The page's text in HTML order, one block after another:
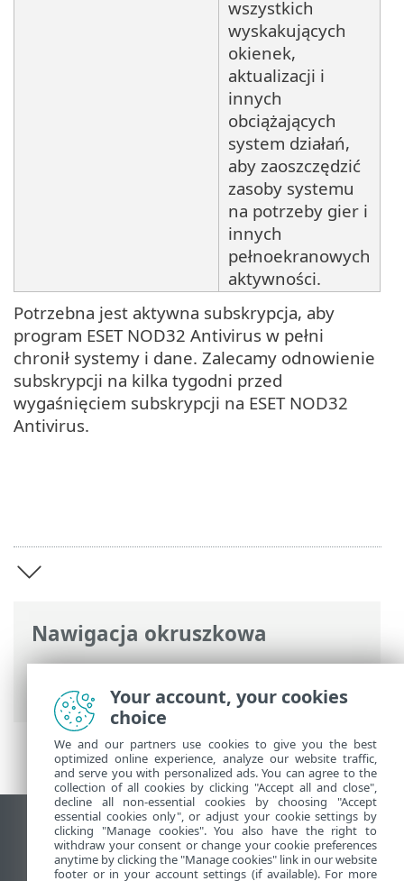
Nawigacja okruszkowa
Pomoc online ESET>ESET NOD32
Antivirus
>ESET NOD32 Antivirus
wszystkich
wyskakujących
okienek,
aktualizacji i
innych
obciążających
system działań,
aby zaoszczędzić
zasoby systemu
na potrzeby gier i
innych
pełnoekranowych
aktywności.
Potrzebna jest aktywna subskrypcja, aby
program ESET NOD32 Antivirus w pełni
chronił systemy i dane. Zalecamy odnowienie
subskrypcji na kilka tygodni przed
wygaśnięciem subskrypcji na ESET NOD32
Antivirus.
Wyświetl witrynę internetową dla
komputerów
Your account, your cookies
choice
We and our partners use cookies to give you the best
optimized online experience, analyze our website traffic,
and serve you with personalized ads. You can agree to the
collection of all cookies by clicking "Accept all and close",
decline all non-essential cookies by choosing "Accept
essential cookies only", or adjust your cookie settings by
clicking "Manage cookies". You also have the right to
withdraw your consent or change your cookie preferences
anytime by clicking the "Manage cookies" link in our website
footer or in your account settings (if available). For more